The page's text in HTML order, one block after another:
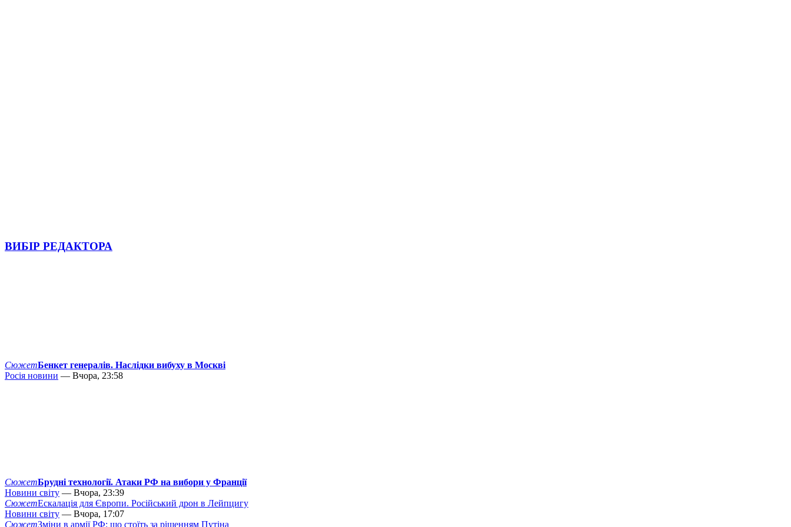
ВИБІР РЕДАКТОРА
СюжетБенкет генералів. Наслідки вибуху в Москві
Росія новини — Вчора, 23:58
СюжетБрудні технології. Атаки РФ на вибори у Франції
Новини світу — Вчора, 23:39
СюжетЕскалація для Європи. Російський дрон в Лейпцигу
Новини світу — Вчора, 17:07
СюжетЗміни в армії РФ: що стоїть за рішенням Путіна